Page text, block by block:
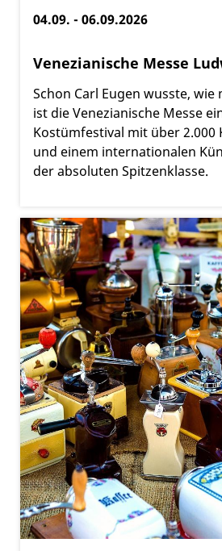
04.09. - 06.09.2026
Venezianische Messe
Schon Carl Eugen wusste,
ist die Venezianische Messe
Kostümfestival mit über
und einem internationalen
der absoluten Spitzenklasse.